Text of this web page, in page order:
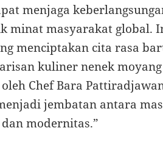
menjaga
minat masyarakat global.
menciptakan cita rasa
kuliner nenek
Chef Bara
jembatan antara
modernitas.”